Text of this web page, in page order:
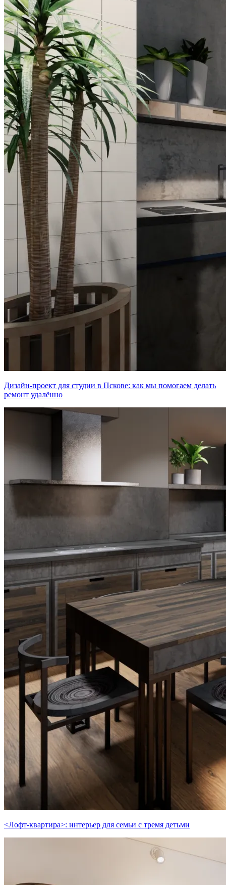
Дизайн-проект для студии в Пскове: как мы помогаем делать
ремонт удалённо
<Лофт-квартира>: интерьер для семьи с тремя детьми